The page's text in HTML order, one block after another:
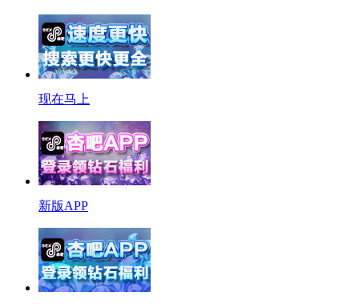
现在马上
新版APP